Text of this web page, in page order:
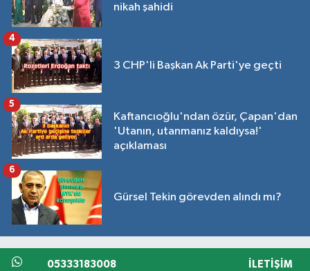
nikah şahidi
3 CHP'li Başkan Ak Parti'ye geçti
4
Kaftancıoğlu'ndan özür, Çapan'dan
'Utanın, utanmanız kaldıysa!'
açıklaması
5
Gürsel Tekin görevden alındı mı?
6
05333183008 İLETIŞIM